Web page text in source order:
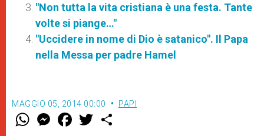
"Non tutta la vita cristiana è una festa. Tante
volte si piange…"
"Uccidere in nome di Dio è satanico". Il Papa
nella Messa per padre Hamel
MAGGIO 05, 2014 00:00 PAPI
W M
e
F
a w